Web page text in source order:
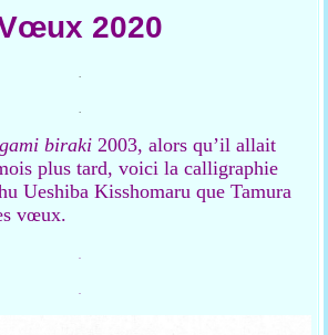
2020
.
.
biraki 2003, alors qu’il allait
plus tard, voici la calligraphie
Ueshiba Kisshomaru que Tamura
vœux.
.
.